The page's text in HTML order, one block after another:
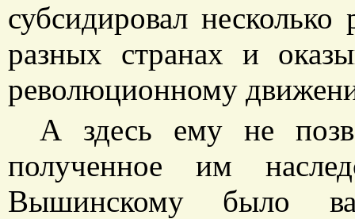
субсидировал
разных странах и
революционному
А здесь ему не
полученное им
Вышинскому было